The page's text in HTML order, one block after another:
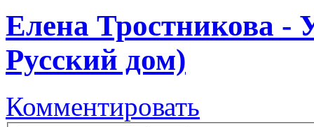
Елена Тростникова -
Русский дом)
Комментировать